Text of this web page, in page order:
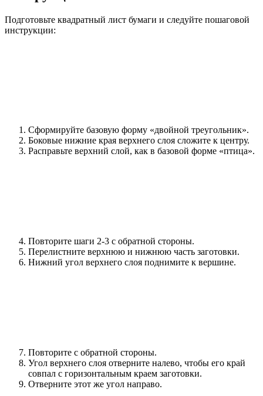
Подготовьте квадратный лист бумаги и следуйте пошаговой
инструкции:
Сформируйте базовую форму «двойной треугольник».
Боковые нижние края верхнего слоя сложите к центру.
Расправьте верхний слой, как в базовой форме «птица».
Повторите шаги 2-3 с обратной стороны.
Перелистните верхнюю и нижнюю часть заготовки.
Нижний угол верхнего слоя поднимите к вершине.
Повторите с обратной стороны.
Угол верхнего слоя отверните налево, чтобы его край
совпал с горизонтальным краем заготовки.
Отверните этот же угол направо.